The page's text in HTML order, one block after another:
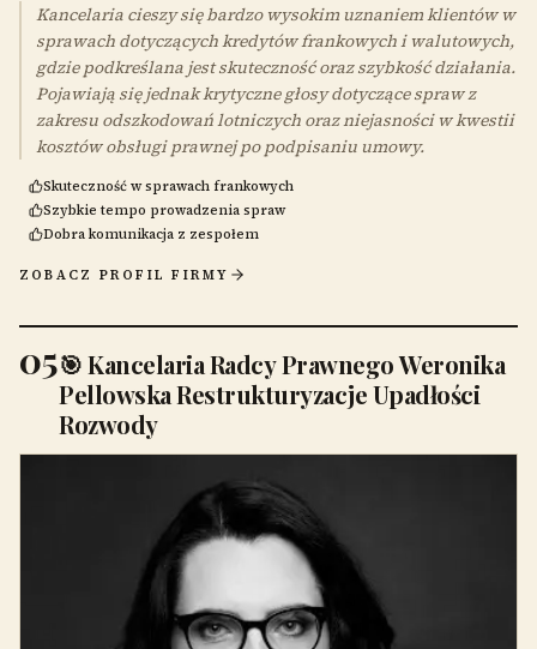
Kancelaria cieszy się bardzo wysokim uznaniem klientów w
sprawach dotyczących kredytów frankowych i walutowych,
gdzie podkreślana jest skuteczność oraz szybkość działania.
Pojawiają się jednak krytyczne głosy dotyczące spraw z
zakresu odszkodowań lotniczych oraz niejasności w kwestii
kosztów obsługi prawnej po podpisaniu umowy.
Skuteczność w sprawach frankowych
Szybkie tempo prowadzenia spraw
Dobra komunikacja z zespołem
ZOBACZ PROFIL FIRMY
05🎯 Kancelaria Radcy Prawnego Weronika
Pellowska Restrukturyzacje Upadłości
Rozwody